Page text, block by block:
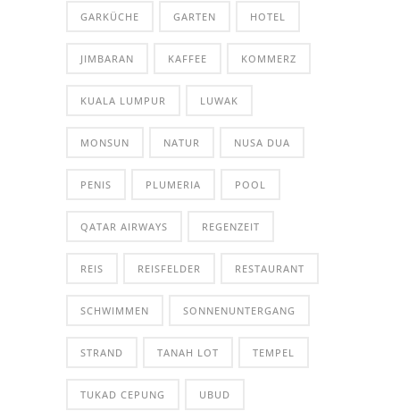
GARKÜCHE GARTEN HOTEL
JIMBARAN KAFFEE KOMMERZ
KUALA LUMPUR LUWAK
MONSUN NATUR NUSA DUA
PENIS PLUMERIA POOL
QATAR AIRWAYS REGENZEIT
REIS REISFELDER RESTAURANT
SCHWIMMEN SONNENUNTERGANG
STRAND TANAH LOT TEMPEL
TUKAD CEPUNG UBUD